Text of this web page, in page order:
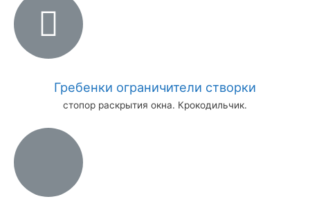
Гребенки ограничители створки
стопор раскрытия окна. Крокодильчик.